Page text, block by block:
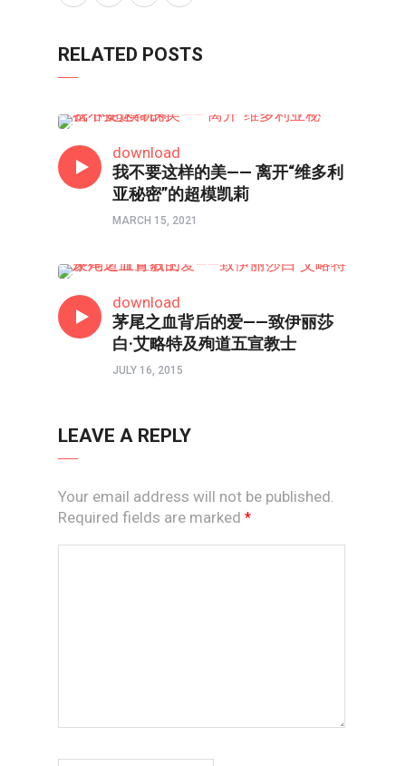
RELATED POSTS
download
我不要这样的美—— 离开“维多利
亚秘密”的超模凯莉
MARCH 15, 2021
download
茅尾之血背后的爱——致伊丽莎
白·艾略特及殉道五宣教士
JULY 16, 2015
LEAVE A REPLY
Your email address will not be published.
Required fields are marked *